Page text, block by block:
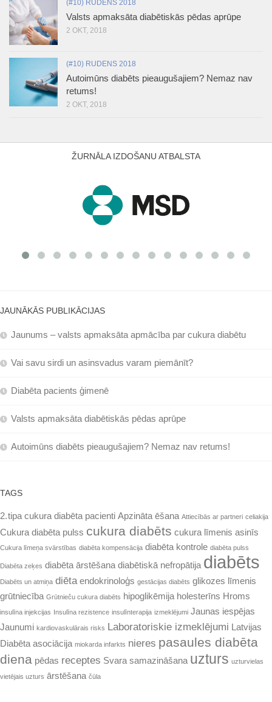
(#10) RUDENS 2018
Valsts apmaksāta diabētiskās pēdas aprūpe
2 OKT, 2018
(#10) RUDENS 2018
Autoimūns diabēts pieaugušajiem? Nemaz nav
retums!
2 OKT, 2018
ŽURNĀLA IZDOŠANU ATBALSTA
JAUNĀKĀS PUBLIKĀCIJAS
Jaunums – valsts apmaksāta apmācība par cukura diabētu
Vai savu sirdi un asinsvadus varam piemānīt?
Diabēta pacients ģimenē
Valsts apmaksāta diabētiskās pēdas aprūpe
Autoimūns diabēts pieaugušajiem? Nemaz nav retums!
TAGS
2. tipa cukura diabēta pacienti Apzināta ēšana Attiecībās ar partneri celiakija
Cukura diabēta pulss cukura diabēts cukura līmenis asinīs
Cukura līmeņa svārstības diabēta kompensācija diabēta kontrole diabēta pulss
Diabēta zeķes diabēta ārstēšana diabētiskā nefropātija diabēts
Diabēts un atmiņa diēta endokrinoloģs gestācijas diabēts glikozes līmenis
grūtniecība Grūtnieču cukura diabēts hipoglikēmija holesterīns Hroms
insulīna injekcijas Insulīna rezistence insulīnterapija izmeklējumi Jaunas iespējas
Jaunumi kardiovaskulārais risks Laboratoriskie izmeklējumi Latvijas
Diabēta asociācija miokarda infarkts nieres pasaules diabēta
diena pēdas receptes Svara samazināšana uzturs uzturvielas
vietējais uzturs ārstēšana čūla